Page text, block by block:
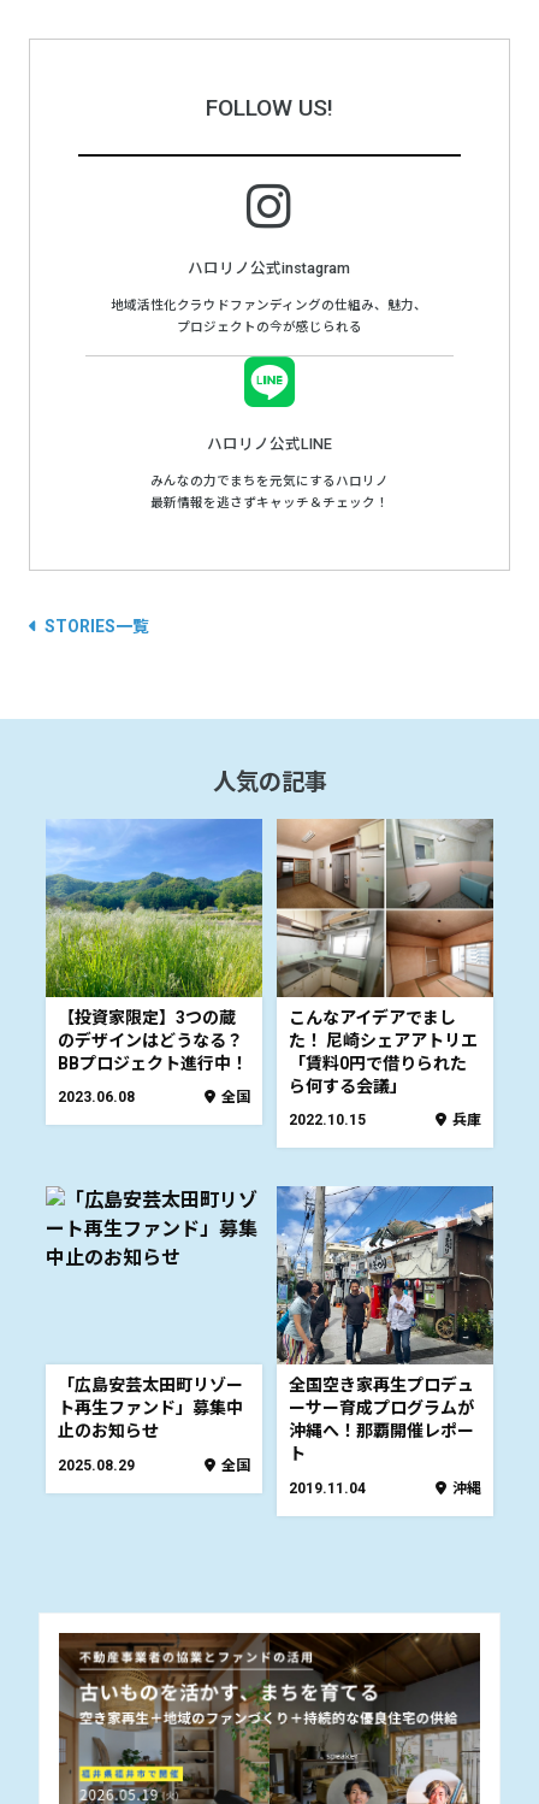
FOLLOW US!
ハロリノ公式instagram
地域活性化クラウドファンディングの仕組み、魅力、
プロジェクトの今が感じられる
ハロリノ公式LINE
みんなの力でまちを元気にするハロリノ
最新情報を逃さずキャッチ＆チェック！
STORIES一覧
人気の記事
【投資家限定】3つの蔵
のデザインはどうなる？
BBプロジェクト進行中！
2023.06.08 全国
こんなアイデアでまし
た！ 尼崎シェアアトリエ
「賃料0円で借りられた
ら何する会議」
2022.10.15 兵庫
「広島安芸太田町リゾー
ト再生ファンド」募集中
止のお知らせ
2025.08.29 全国
全国空き家再生プロデュ
ーサー育成プログラムが
沖縄へ！那覇開催レポー
ト
2019.11.04 沖縄